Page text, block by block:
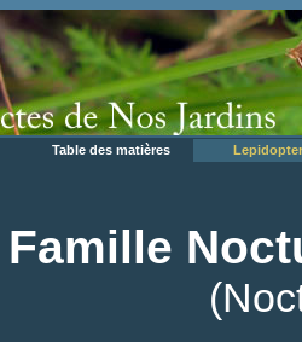
Table des matières
Famille